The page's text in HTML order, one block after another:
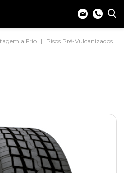
a Frio
Pisos Pré-Vulcanizados